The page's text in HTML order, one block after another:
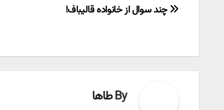
راهبری
چند سوال از خانواده قالیباف!
Byطاها